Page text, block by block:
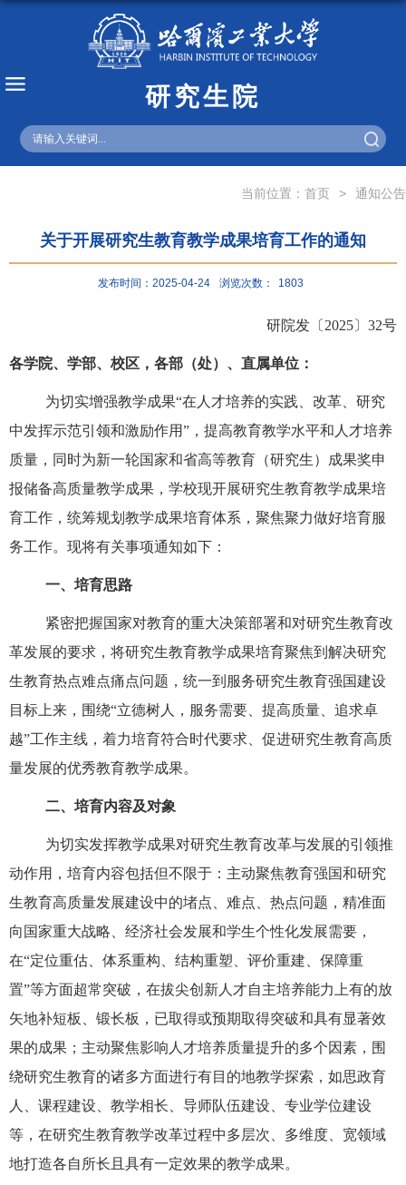
研究生院
当前位置： 首页 > 通知公告
关于开展研究生教育教学成果培育工作的通知
发布时间：2025-04-24 浏览次数： 1803
研院发〔 2025〕 32号
各学院、学部、校区，各部（处）、直属单位：
为切实增强教学成果“在人才培养的实践、改革、研究
中发挥示范引领和激励作用”，提高教育教学水平和人才培养
质量，同时为新一轮国家和省高等教育（研究生）成果奖申
报储备高质量教学成果，学校现开展研究生教育教学成果培
育工作，统筹规划教学成果培育体系，聚焦聚力做好培育服
务工作。现将有关事项通知如下：
一、培育思路
紧密把握国家对教育的重大决策部署和对研究生教育改
革发展的要求，将研究生教育教学成果培育聚焦到 解决研究
生教育热点难点痛点问题 ，统一到服务研究生教育强国建设
目标上来，围绕“立德树人，服务需要、提高质量、追求卓
越”工作主线，着力培育符合时代要求、促进研究生教育高质
量发展的优秀教育教学成果。
二、培育内容及对象
为切实发挥教学成果对研究生教育改革与发展的引领推
动作用，培育内容包括但不限于：主动聚焦教育强国和研究
生教育高质量发展建设中的堵点、难点、热点问题，精准面
向国家重大战略、经济社会发展和学生个性化发展需要，
在“定位重估、体系重构、结构重塑、评价重建、保障重
置”等方面超常突破，在拔尖创新人才自主培养能力上有的放
矢地补短板、锻长板， 已取得或预期取得突破和具有显著效
果的成果；主动聚焦影响人才培养质量提升的多个因素，围
绕研究生教育的诸多方面进行有目的地教学探索，如思政育
人、课程建设、教学相长、导师队伍建设、专业学位建设
等，在研究生教育教学改革过程中多层次、多维度、宽领域
地打造各自所长且具有一定效果的教学成果。